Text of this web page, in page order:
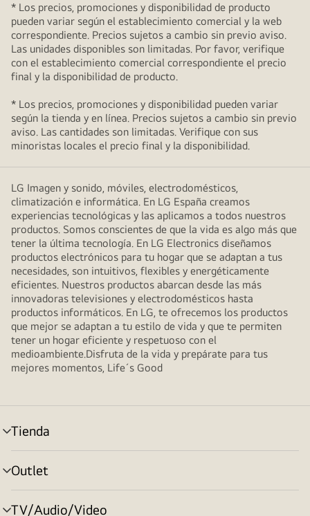
* Los precios, promociones y disponibilidad de producto
pueden variar según el establecimiento comercial y la web
correspondiente. Precios sujetos a cambio sin previo aviso.
Las unidades disponibles son limitadas. Por favor, verifique
con el establecimiento comercial correspondiente el precio
final y la disponibilidad de producto.
* Los precios, promociones y disponibilidad pueden variar
según la tienda y en línea. Precios sujetos a cambio sin previo
aviso. Las cantidades son limitadas. Verifique con sus
minoristas locales el precio final y la disponibilidad.
LG Imagen y sonido, móviles, electrodomésticos,
climatización e informática. En LG España creamos
experiencias tecnológicas y las aplicamos a todos nuestros
productos. Somos conscientes de que la vida es algo más que
tener la última tecnología. En LG Electronics diseñamos
productos electrónicos para tu hogar que se adaptan a tus
necesidades, son intuitivos, flexibles y energéticamente
eficientes. Nuestros productos abarcan desde las más
innovadoras televisiones y electrodomésticos hasta
productos informáticos. En LG, te ofrecemos los productos
que mejor se adaptan a tu estilo de vida y que te permiten
tener un hogar eficiente y respetuoso con el
medioambiente.Disfruta de la vida y prepárate para tus
mejores momentos, Life´s Good
Tienda
Alternar
menú
Outlet
Alternar
menú
TV/Audio/Video